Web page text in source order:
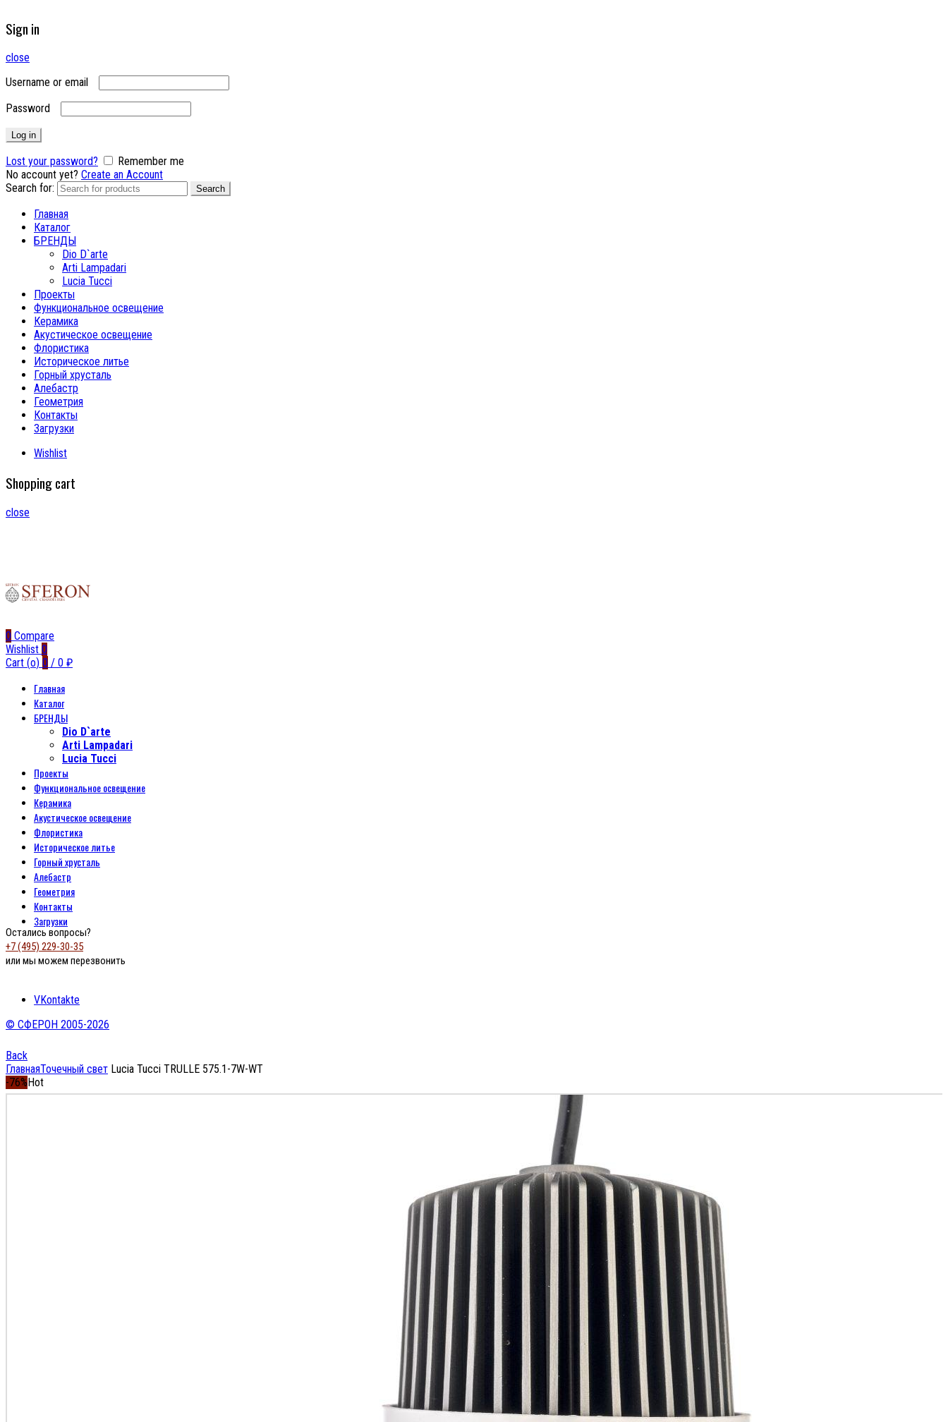
Sign in
close
Username or email
Password
Log in
Lost your password?
Remember me
No account yet? Create an Account
Search for:
Search
Главная
Каталог
БРЕНДЫ
Dio D`arte
Arti Lampadari
Lucia Tucci
Проекты
Функциональное освещение
Керамика
Акустическое освещение
Флористика
Историческое литье
Горный хрусталь
Алебастр
Геометрия
Контакты
Загрузки
Wishlist
Shopping cart
close
0 Compare
Wishlist 0
Cart (o) 0 / 0 ₽
Главная
Каталог
БРЕНДЫ
Dio D`arte
Arti Lampadari
Lucia Tucci
Проекты
Функциональное освещение
Керамика
Акустическое освещение
Флористика
Историческое литье
Горный хрусталь
Алебастр
Геометрия
Контакты
Загрузки
Остались вопросы?
+7 (495) 229-30-35
или мы можем перезвонить
VKontakte
© СФЕРОН 2005-2026
Back
ГлавнаяТочечный свет Lucia Tucci TRULLE 575.1-7W-WT
-76% Hot